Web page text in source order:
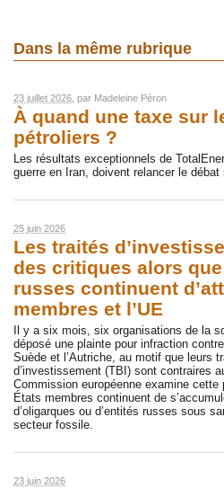
Dans la même rubrique
23 juillet 2026 , par Madeleine Péron
À quand une taxe sur
pétroliers ?
Les résultats exceptionnels de
guerre en Iran, doivent relancer le
25 juin 2026
Les traités
des critiques alors
russes continuent
membres et l’UE
Il y a six mois, six organisations de la
déposé une plainte pour infraction
Suède et l’Autriche, au motif que leurs
d’investissement (TBI) sont contraires
Commission européenne examine
États membres continuent de
d’oligarques ou d’entités russes sous
secteur fossile.
23 juin 2026